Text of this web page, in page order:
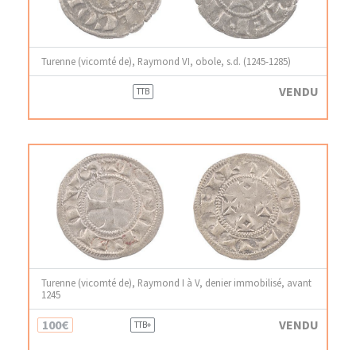
Turenne (vicomté de), Raymond VI, obole, s.d. (1245-1285)
TTB VENDU
Turenne (vicomté de), Raymond I à V, denier immobilisé, avant
1245
100€ TTB+ VENDU